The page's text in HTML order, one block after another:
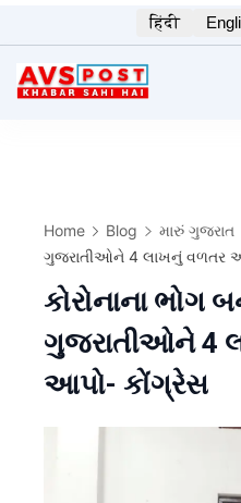
to
content
हिंदी
Home Blog મારું ગુજરાત
ગુજરાતીઓને 4 લાખનું વળતર
કોરોનાના ભોગ
ગુજરાતીઓને 4
આપો- કોંગ્રેસ